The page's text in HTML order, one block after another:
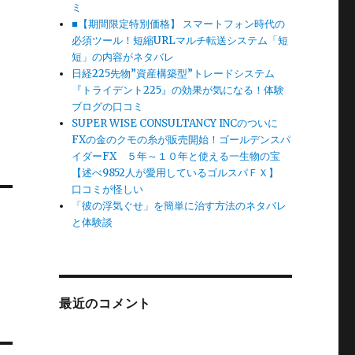
ミ
■【期間限定特別価格】 スマートフォン時代の
必須ツール！短縮URLマルチ転送システム「短
短」の内容がネタバレ
日経225先物”資産構築型”トレードシステム
『トライデント225』の効果が気になる！体験
ブログの口コミ
SUPER WISE CONSULTANCY INCのついに
FXの金のクモの糸が販売開始！ゴールデンスパ
イダーFX ５年～１０年と使える一生物の宝
【述べ9852人が愛用しているゴルスパＦＸ】
口コミが怪しい
「彼の浮気ぐせ」を簡単に治す方法のネタバレ
と体験談
最近のコメント